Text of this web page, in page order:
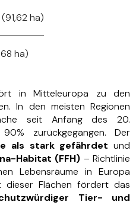
ha)
ha)
in Mitteleuropa zu den
In den meisten Regionen
seit Anfang des 20.
zurückgegangen. Der
als stark gefährdet und
Habitat (FFH) – Richtlinie
Lebensräume in Europa
dieser Flächen fördert das
Tier- und